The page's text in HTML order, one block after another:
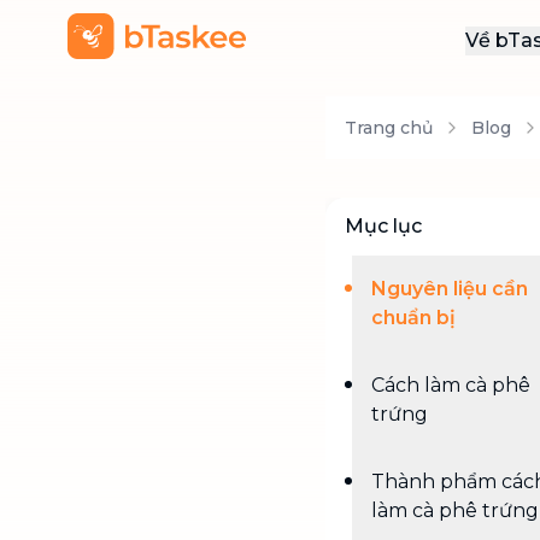
Về
Trang chủ Blog
Mục lục
Nguyên liệu cần
chuẩn bị
Cách làm cà phê
trứng
Thành phẩm
làm cà phê trứng